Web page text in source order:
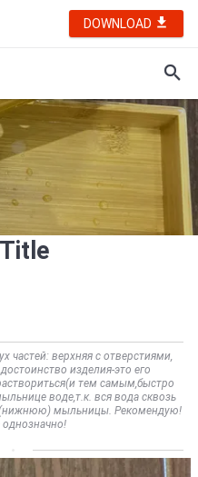
DOWNLOAD
частей: верхняя с отверстиями,
изделия-это его
тем самым,быстро
воде,т.к. вся вода сквозь
мыльницы. Рекомендую!
однозначно!